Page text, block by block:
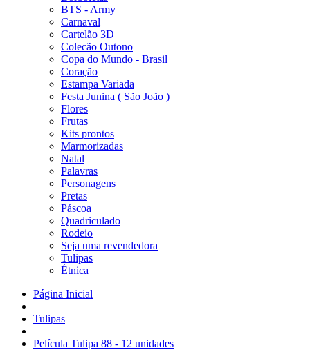
BTS - Army
Carnaval
Cartelão 3D
Colecão Outono
Copa do Mundo - Brasil
Coração
Estampa Variada
Festa Junina ( São João )
Flores
Frutas
Kits prontos
Marmorizadas
Natal
Palavras
Personagens
Pretas
Páscoa
Quadriculado
Rodeio
Seja uma revendedora
Tulipas
Étnica
Página Inicial
Tulipas
Película Tulipa 88 - 12 unidades